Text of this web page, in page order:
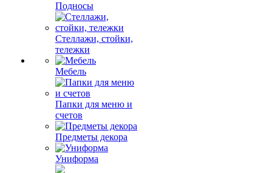
Подносы
Стеллажи, стойки,
тележки
Мебель
Папки для меню и
счетов
Предметы декора
Униформа